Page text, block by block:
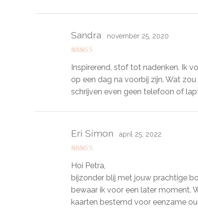
5uit 5
Sandra november 25, 2020
Inspirerend, stof tot nadenken. Ik
op een dag na voorbij zijn. Wat
schrijven even geen telefoon of
5uit 5
Eri Simon april 25, 2022
Hoi Petra,
bijzonder blij met jouw prachtige
bewaar ik voor een later moment.
kaarten bestemd voor eenzame